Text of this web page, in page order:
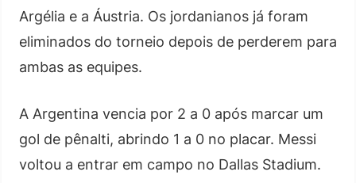
Argélia e a Áustria. Os jordanianos já foram
eliminados do torneio depois de perderem para
ambas as equipes.
A Argentina vencia por 2 a 0 após marcar um
gol de pênalti, abrindo 1 a 0 no placar. Messi
voltou a entrar em campo no Dallas Stadium.